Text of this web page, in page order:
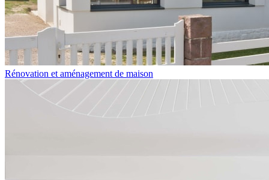
Rénovation et aménagement de maison